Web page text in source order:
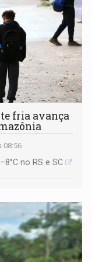
fria avança
08:56
no RS e SC